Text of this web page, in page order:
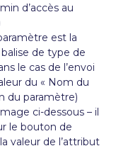
d’accès au
est la
de type de
le cas de l’envoi
du « Nom du
du paramètre)
ci-dessous – il
le bouton de
valeur de l’attribut